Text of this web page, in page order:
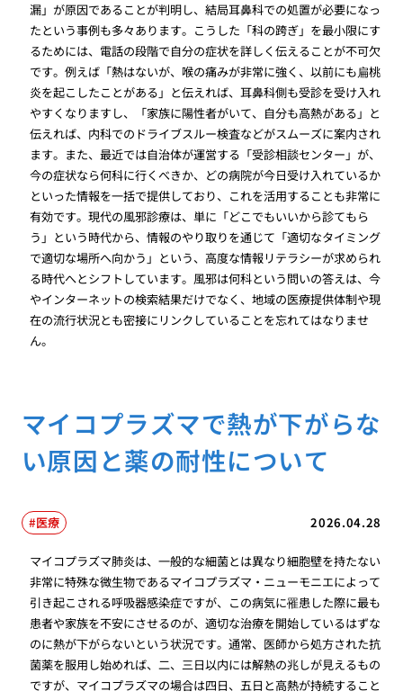
漏」が原因であることが判明し、結局耳鼻科での処置が必要になっ
たという事例も多々あります。こうした「科の跨ぎ」を最小限にす
るためには、電話の段階で自分の症状を詳しく伝えることが不可欠
です。例えば「熱はないが、喉の痛みが非常に強く、以前にも扁桃
炎を起こしたことがある」と伝えれば、耳鼻科側も受診を受け入れ
やすくなりますし、「家族に陽性者がいて、自分も高熱がある」と
伝えれば、内科でのドライブスルー検査などがスムーズに案内され
ます。また、最近では自治体が運営する「受診相談センター」が、
今の症状なら何科に行くべきか、どの病院が今日受け入れているか
といった情報を一括で提供しており、これを活用することも非常に
有効です。現代の風邪診療は、単に「どこでもいいから診てもら
う」という時代から、情報のやり取りを通じて「適切なタイミング
で適切な場所へ向かう」という、高度な情報リテラシーが求められ
る時代へとシフトしています。風邪は何科という問いの答えは、今
やインターネットの検索結果だけでなく、地域の医療提供体制や現
在の流行状況とも密接にリンクしていることを忘れてはなりませ
ん。
マイコプラズマで熱が下がらな
い原因と薬の耐性について
2026.04.28
医療
マイコプラズマ肺炎は、一般的な細菌とは異なり細胞壁を持たない
非常に特殊な微生物であるマイコプラズマ・ニューモニエによって
引き起こされる呼吸器感染症ですが、この病気に罹患した際に最も
患者や家族を不安にさせるのが、適切な治療を開始しているはずな
のに熱が下がらないという状況です。通常、医師から処方された抗
菌薬を服用し始めれば、二、三日以内には解熱の兆しが見えるもの
ですが、マイコプラズマの場合は四日、五日と高熱が持続すること